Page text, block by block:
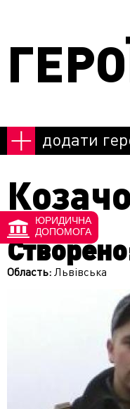
додати
Область: Львівська
ЮРИДИЧНА
ДОПОМОГА